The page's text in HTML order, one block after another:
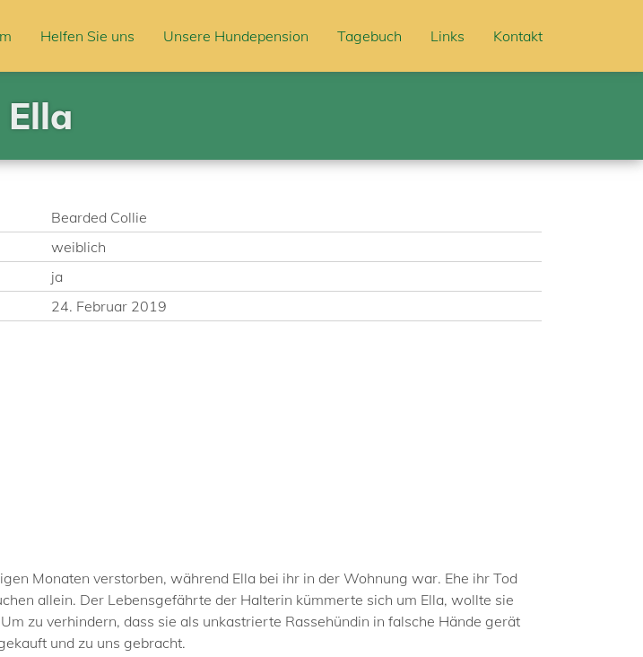
Helfen Sie uns Unsere Hundepension Tagebuch Links Kontakt
Ella
Bearded Collie
weiblich
ja
24. Februar 2019
Monaten verstorben, während Ella bei ihr in der Wohnung war. Ehe ihr Tod
allein. Der Lebensgefährte der Halterin kümmerte sich um Ella, wollte sie
zu verhindern, dass sie als unkastrierte Rassehündin in falsche Hände gerät
und zu uns gebracht.